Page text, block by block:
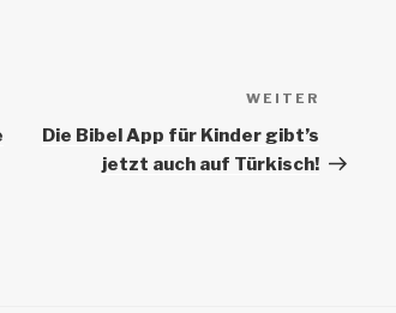
WEITER
Die Bibel App für Kinder gibt’s
jetzt auch auf Türkisch!